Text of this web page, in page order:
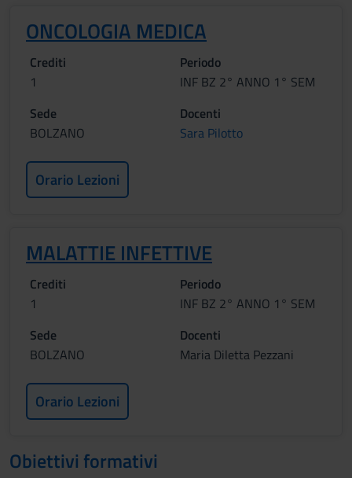
ONCOLOGIA MEDICA
Crediti
1
Periodo
INF BZ 2° ANNO 1° SEM
Sede
BOLZANO
Docenti
Sara Pilotto
Orario Lezioni
MALATTIE INFETTIVE
Crediti
1
Periodo
INF BZ 2° ANNO 1° SEM
Sede
BOLZANO
Docenti
Maria Diletta Pezzani
Orario Lezioni
Obiettivi formativi